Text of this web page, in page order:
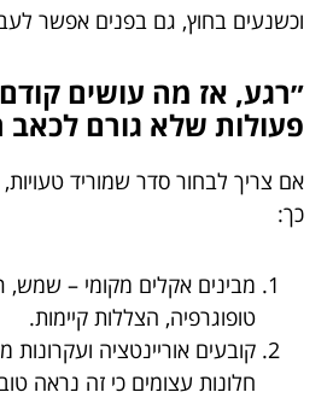
וכשנעים בחוץ, גם בפנים אפשר
״רגע, אז מה עושים
פעולות שלא גורם
אם צריך לבחור סדר שמוריד
כך:
מבינים אקלים מקומי – שמש,
טופוגרפיה, הצללות קיימות.
קובעים אוריינטציה
חלונות עצומים כי זה נראה